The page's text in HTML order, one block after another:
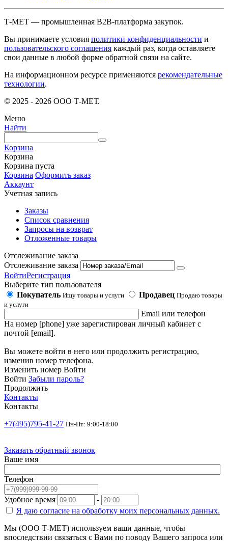
Т-МЕТ — промышленная B2B-платформа закупок.
Вы принимаете условия политики конфиденциальности и
пользовательского соглашения каждый раз, когда оставляете
свои данные в любой форме обратной связи на сайте.
На информационном ресурсе применяются рекомендательные
технологии.
© 2025 - 2026 ООО Т-МЕТ.
Меню
Найти
Корзина
Корзина
Корзина пуста
Корзина Оформить заказ
Аккаунт
Учетная запись
Заказы
Список сравнения
Запросы на возврат
Отложенные товары
Отслеживание заказа
Отслеживание заказа
ВойтиРегистрация
Выберите тип пользователя
Покупатель Ищу товары и услуги Продавец Продаю товары
и услуги
Email или телефон
На номер [phone] уже зарегистирован личный кабинет с
почтой [email].
Вы можете войти в него или продолжить регистрацию,
изменив номер телефона.
Изменить номер Войти
Войти Забыли пароль?
Продолжить
Контакты
Контакты
+7(495)795-41-27 Пн-Пт: 9:00-18:00
Заказать обратный звонок
Ваше имя
Телефон
Удобное время
-
Я даю согласие на обработку моих персональных данных.
Мы (ООО Т-МЕТ) используем ваши данные, чтобы
впоследствии связаться с Вами по поводу Вашего запроса или